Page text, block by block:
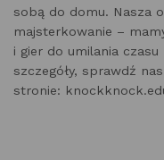
sobą do domu. Nasza
majsterkowanie –
i gier do umilania
szczegóły, sprawdź
stronie: